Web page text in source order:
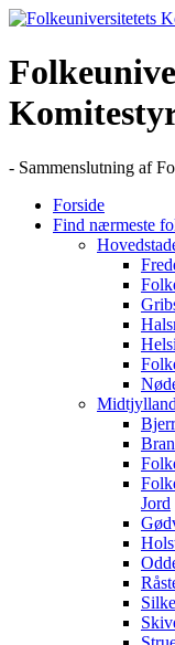
Skip
content
- Sammenslutning af
Forside
Find nærmeste
Midtjylland
Jord